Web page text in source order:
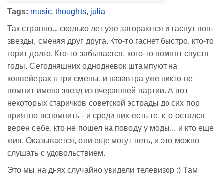
Tags: music,thoughts, julia
Так странно... сколько лет уже загораются и гаснут поп-
звезды, сменяя друг друга. Кто-то гаснет быстро, кто-то
горит долго. Кто-то забывается, кого-то помнят спустя
годы. Сегодняшних однодневок штампуют на
конвейерах в три смены, и назавтра уже никто не
помнит имена звезд из вчерашней партии. А вот
некоторых старичков советской эстрады до сих пор
приятно вспомнить - и среди них есть те, кто остался
верен себе, кто не пошел на поводу у моды... и кто еще
жив. Оказывается, они еще могут петь, и это можно
слушать с удовольствием.
Это мы на днях случайно увидели телевизор :) Там